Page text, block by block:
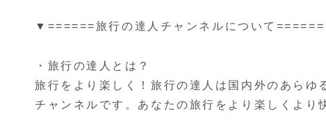
▼======旅行の達人チャンネルについて
・旅行の達人とは？
旅行をより楽しく！旅行の達人は国内外のあら
チャンネルです。あなたの旅行をより楽しくより